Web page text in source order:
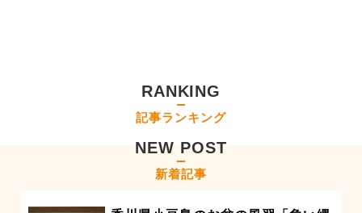
RANKING
記事ランキング
NEW POST
新着記事